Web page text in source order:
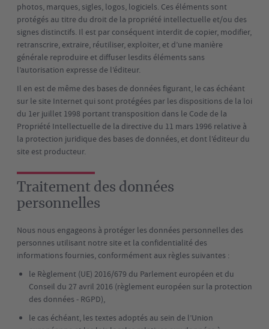
photos, marques, sigles, logos, logiciels. Ces éléments sont
protégés au titre du droit de la propriété intellectuelle et/ou des
signes distinctifs. Il est par conséquent interdit de copier, modifier,
retranscrire, extraire, réutiliser, exploiter, et d’une manière
générale reproduire et diffuser lesdits éléments sans
l’autorisation expresse de l’éditeur.
Il en est de même des bases de données figurant, le cas échéant
sur le site Internet qui sont protégées par les dispositions de la loi
du 1er juillet 1998 portant transposition dans le Code de la
Propriété Intellectuelle de la directive du 11 mars 1996 relative à
la protection juridique des bases de données, et dont l’éditeur du
site est producteur.
Traitement des données
personnelles
Nous nous engageons à protéger les données personnelles des
personnes utilisant notre site et la confidentialité des
informations fournies, conformément aux règles suivantes :
le Règlement (UE) 2016/679 du Parlement européen et du
Conseil du 27 avril 2016 (règlement européen sur la protection
des données - RGPD),
le cas échéant, les textes adoptés au sein de l’Union